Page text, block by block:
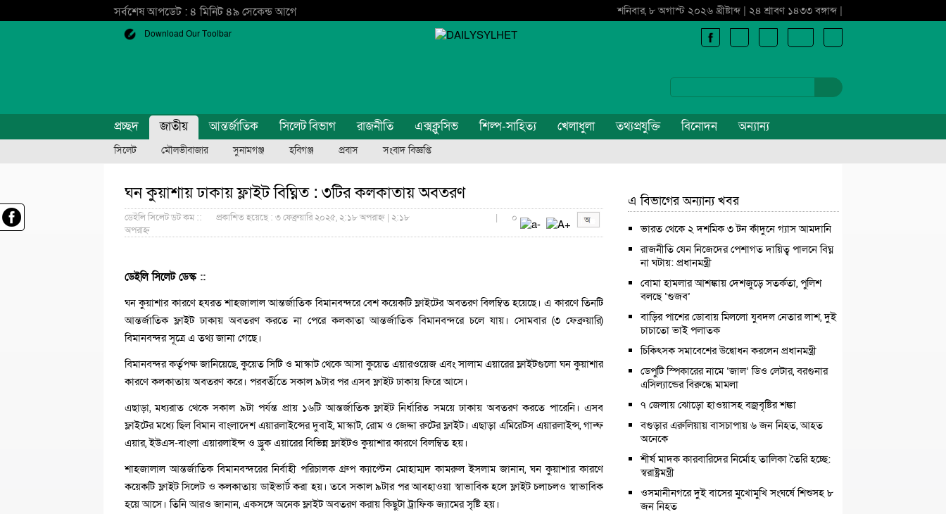
সর্বশেষ আপডেট : ৪ মিনিট ৪৯ সেকেন্ড আগে শনিবার, ৮ অগাস্ট ২০২৬ খ্রীষ্টাব্দ | ২৪ শ্রাবণ ১৪৩৩ বঙ্গাব্দ |
Download Our Toolbar
প্রচ্ছদ জাতীয় আন্তর্জাতিক সিলেট বিভাগ রাজনীতি এক্সক্লুসিভ শিল্প-সাহিত্য খেলাধুলা তথ্যপ্রযুক্তি বিনোদন অন্যান্য
সিলেট মৌলভীবাজার সুনামগঞ্জ হবিগঞ্জ প্রবাস সংবাদ বিজ্ঞপ্তি
ঘন কুয়াশায় ঢাকায় ফ্লাইট বিঘ্নিত : ৩টির কলকাতায় অবতরণ
ডেইলি সিলেট ডট কম ::
প্রকাশিত হয়েছে : ৩ ফেব্রুয়ারি ২০২৫, ২:১৮ অপরাহ্ন | ২:১৮
অপরাহ্ন
| ০
ডেইলি সিলেট ডেস্ক ::
ঘন কুয়াশার কারণে হযরত শাহজালাল আন্তর্জাতিক বিমানবন্দরে বেশ কয়েকটি ফ্লাইটের অবতরণ বিলম্বিত হয়েছে। এ কারণে তিনটি
আন্তর্জাতিক ফ্লাইট ঢাকায় অবতরণ করতে না পেরে কলকাতা আন্তর্জাতিক বিমানবন্দরে চলে যায়। সোমবার (৩ ফেব্রুয়ারি)
বিমানবন্দর সূত্রে এ তথ্য জানা গেছে।
বিমানবন্দর কর্তৃপক্ষ জানিয়েছে, কুয়েত সিটি ও মাস্কাট থেকে আসা কুয়েত এয়ারওয়েজ এবং সালাম এয়ারের ফ্লাইটগুলো ঘন কুয়াশার
কারণে কলকাতায় অবতরণ করে। পরবর্তীতে সকাল ৯টার পর এসব ফ্লাইট ঢাকায় ফিরে আসে।
এছাড়া, মধ্যরাত থেকে সকাল ৯টা পর্যন্ত প্রায় ১৬টি আন্তর্জাতিক ফ্লাইট নির্ধারিত সময়ে ঢাকায় অবতরণ করতে পারেনি। এসব
ফ্লাইটের মধ্যে ছিল বিমান বাংলাদেশ এয়ারলাইন্সের দুবাই, মাস্কাট, রোম ও জেদ্দা রুটের ফ্লাইট। এছাড়া এমিরেটস এয়ারলাইন্স, গাল্ফ
এয়ার, ইউএস-বাংলা এয়ারলাইন্স ও ড্রুক এয়ারের বিভিন্ন ফ্লাইটও কুয়াশার কারণে বিলম্বিত হয়।
শাহজালাল আন্তর্জাতিক বিমানবন্দরের নির্বাহী পরিচালক গ্রুপ ক্যাপ্টেন মোহাম্মদ কামরুল ইসলাম জানান, ঘন কুয়াশার কারণে
কয়েকটি ফ্লাইট সিলেট ও কলকাতায় ডাইভার্ট করা হয়। তবে সকাল ৯টার পর আবহাওয়া স্বাভাবিক হলে ফ্লাইট চলাচলও স্বাভাবিক
হয়ে আসে। তিনি আরও জানান, একসঙ্গে অনেক ফ্লাইট অবতরণ করায় কিছুটা ট্রাফিক জ্যামের সৃষ্টি হয়।
এ বিভাগের অন্যান্য খবর
ভারত থেকে ২ দশমিক ৩ টন কাঁদুনে গ্যাস আমদানি
রাজনীতি যেন নিজেদের পেশাগত দায়িত্ব পালনে বিঘ্ন
না ঘটায়: প্রধানমন্ত্রী
বোমা হামলার আশঙ্কায় দেশজুড়ে সতর্কতা, পুলিশ
বলছে ‘গুজব’
বাড়ির পাশের ডোবায় মিললো যুবদল নেতার লাশ, দুই
চাচাতো ভাই পলাতক
চিকিৎসক সমাবেশের উদ্বোধন করলেন প্রধানমন্ত্রী
ডেপুটি স্পিকারের নামে ‘জাল’ ডিও লেটার, বরগুনার
এসিল্যান্ডের বিরুদ্ধে মামলা
৭ জেলায় ঝোড়ো হাওয়াসহ বজ্রবৃষ্টির শঙ্কা
বগুড়ার এরুলিয়ায় বাসচাপায় ৬ জন নিহত, আহত
অনেকে
শীর্ষ মাদক কারবারিদের নির্মোহ তালিকা তৈরি হচ্ছে:
স্বরাষ্ট্রমন্ত্রী
ওসমানীনগরে দুই বাসের মুখোমুখি সংঘর্ষে শিশুসহ ৮
জন নিহত